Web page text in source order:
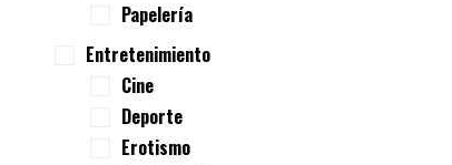
Papelería
Entretenimiento
Cine
Deporte
Erotismo